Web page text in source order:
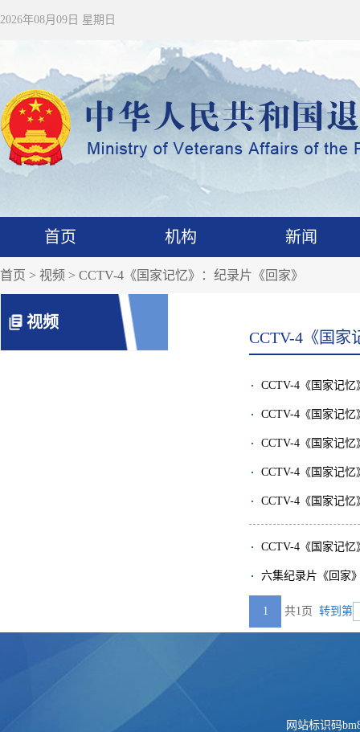
2026年08月09日 星期日
首页 机构 新闻
首页 > 视频 > CCTV-4《国家记忆》：纪录片《回家》
视频
CCTV-4《国家
CCTV-4《国家记
CCTV-4《国家记
CCTV-4《国家记
CCTV-4《国家记
CCTV-4《国家记
CCTV-4《国家记
六集纪录片《回家
1 共1页 转到第
网站标识码